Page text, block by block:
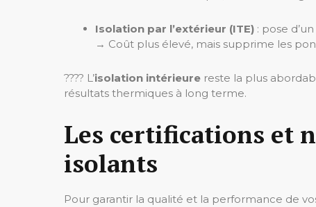
Isolation par l’extérieur (ITE) : pose
→ Coût plus élevé, mais supprime les
???? L’isolation intérieure reste la plus
résultats thermiques à long terme.
Les certifications et
isolants
Pour garantir la qualité et la performance de